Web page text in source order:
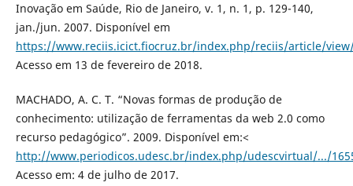
Inovação em Saúde, Rio de Janeiro, v. 1, n. 1, p. 129-140,
jan./jun. 2007. Disponível em
https://www.reciis.icict.fiocruz.br/index.php/reciis/article/
Acesso em 13 de fevereiro de 2018.
MACHADO, A. C. T. “Novas formas de produção de
conhecimento: utilização de ferramentas da web 2.0 como
recurso pedagógico”. 2009. Disponível em:<
http://www.periodicos.udesc.br/index.php/udescvirtual/.../
Acesso em: 4 de julho de 2017.